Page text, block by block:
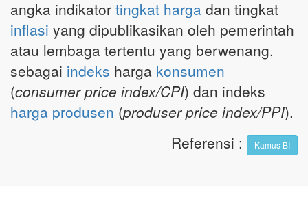
angka indikator tingkat harga dan tingkat
inflasi yang dipublikasikan oleh pemerintah
atau lembaga tertentu yang berwenang,
sebagai indeks harga konsumen
(consumer price index/CPI) dan indeks
harga produsen (produser price index/PPI).
Referensi : Kamus BI